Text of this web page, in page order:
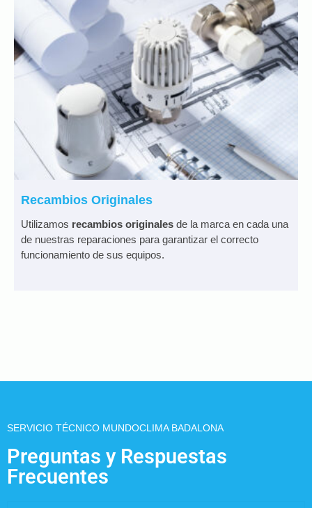
Recambios Originales
Utilizamos recambios originales de la marca en cada una
de nuestras reparaciones para garantizar el correcto
funcionamiento de sus equipos.
SERVICIO TÉCNICO MUNDOCLIMA BADALONA
Preguntas y Respuestas
Frecuentes